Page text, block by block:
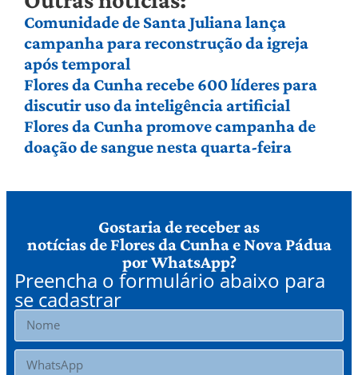
Comunidade de Santa Juliana lança
campanha para reconstrução da igreja
após temporal
Flores da Cunha recebe 600 líderes para
discutir uso da inteligência artificial
Flores da Cunha promove campanha de
doação de sangue nesta quarta-feira
Gostaria de receber as
notícias de Flores da Cunha e Nova Pádua
por WhatsApp?
Preencha o formulário abaixo para
se cadastrar